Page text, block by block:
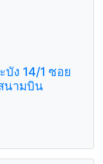
ง 14/1 ซอย
นามบิน